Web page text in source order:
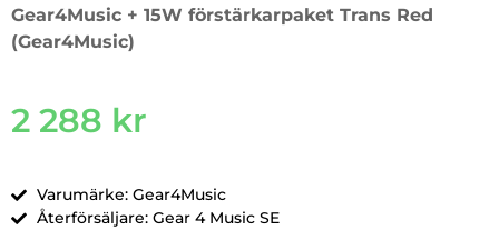
Gear4Music + 15W förstärkarpaket Trans Red
(Gear4Music)
2 288 kr
Varumärke: Gear4Music
Återförsäljare: Gear 4 Music SE